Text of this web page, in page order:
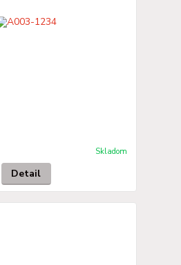
Skladom
Detail